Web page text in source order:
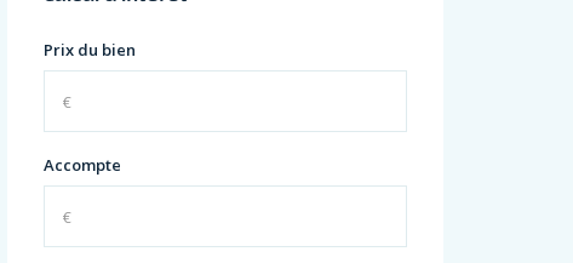
Prix du bien
Accompte